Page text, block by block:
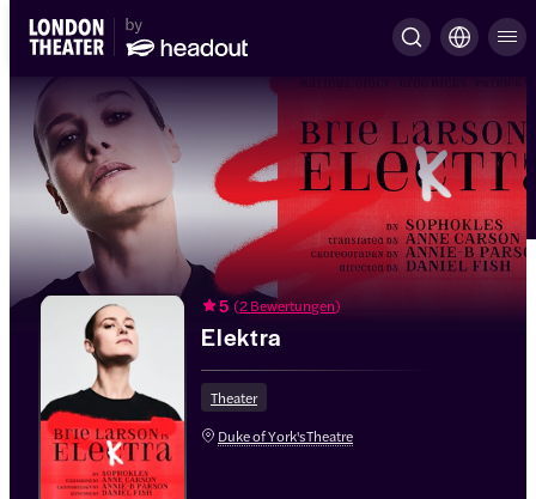
5 (2 Bewertungen)
Elektra
Theater
Duke of York'sTheatre